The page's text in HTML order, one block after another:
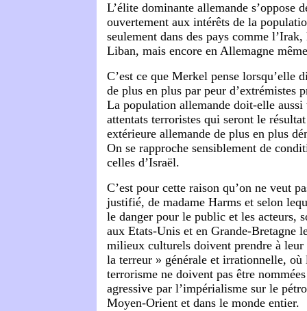
L’élite dominante allemande s’oppose
ouvertement aux intérêts de la
seulement dans des pays comme
Liban, mais encore en Allemagne
C’est ce que Merkel pense lorsqu’elle
de plus en plus par peur d’extrémistes
La population allemande doit-elle aussi
attentats terroristes qui seront le
extérieure allemande de plus en plus
On se rapproche sensiblement de
celles d’Israël.
C’est pour cette raison qu’on ne veut
justifié, de madame Harms et selon
le danger pour le public et les acteurs,
aux Etats-Unis et en Grande-Bretagne
milieux culturels doivent prendre à leur
la terreur » générale et irrationnelle, où
terrorisme ne doivent pas être
agressive par l’impérialisme sur le
Moyen-Orient et dans le monde entier.